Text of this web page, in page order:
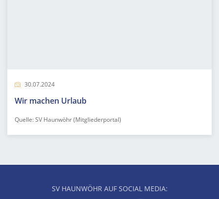
30.07.2024
Wir machen Urlaub
Quelle: SV Haunwöhr (Mitgliederportal)
SV HAUNWÖHR AUF SOCIAL MEDIA: